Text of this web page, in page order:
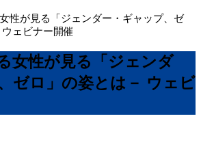
性が見る「ジェンダー・ギャップ、ゼ
ェビナー開催
女性が見る「ジェンダ
ゼロ」の姿とは－ ウェビ